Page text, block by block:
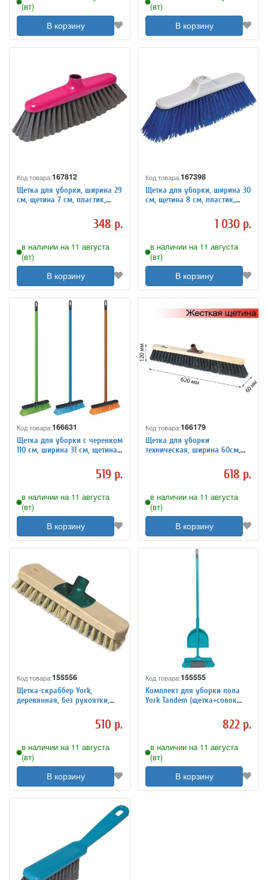
(вт)
В корзину
(вт)
В корзину
Код товара:167812
Щетка для уборки, ширина 29
см, щетина 7 см, пластик,
348 р.
в наличии на 11 августа
(вт)
В корзину
Код товара:167398
Щетка для уборки, ширина 30
см, щетина 8 см, пластик,
VILEDA "Экономик", 102583
1 030 р.
в наличии на 11 августа
(вт)
В корзину
Код товара:166631
Щетка для уборки с черенком
110 см, ширина 31 см, щетина
еврорезьба, YORK "Centi",519 р.
в наличии на 11 августа
(вт)
В корзину
Код товара:166179
Щетка для уборки
техническая, ширина 60см,
еврорезьба, ЛАЙМА EXPERT,
618 р.
в наличии на 11 августа
(вт)
В корзину
Код товара:155556
Щетка-скраббер York,
деревянная, без рукоятки,
510 р.
в наличии на 11 августа
(вт)
В корзину
Код товара:155555
Комплект для уборки пола
York Tandem (щетка+совок
110см), ширина 32см, щетина
822 р.
в наличии на 11 августа
(вт)
В корзину